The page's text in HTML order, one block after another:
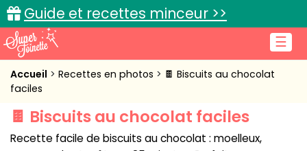
☰
Guide et recettes minceur >>
Accueil
Cuisine pratique
Accueil Recettes en photos
🍫 Biscuits au chocolat
faciles
🍫 Biscuits au chocolat faciles
Recette facile de biscuits au chocolat : moelleux,